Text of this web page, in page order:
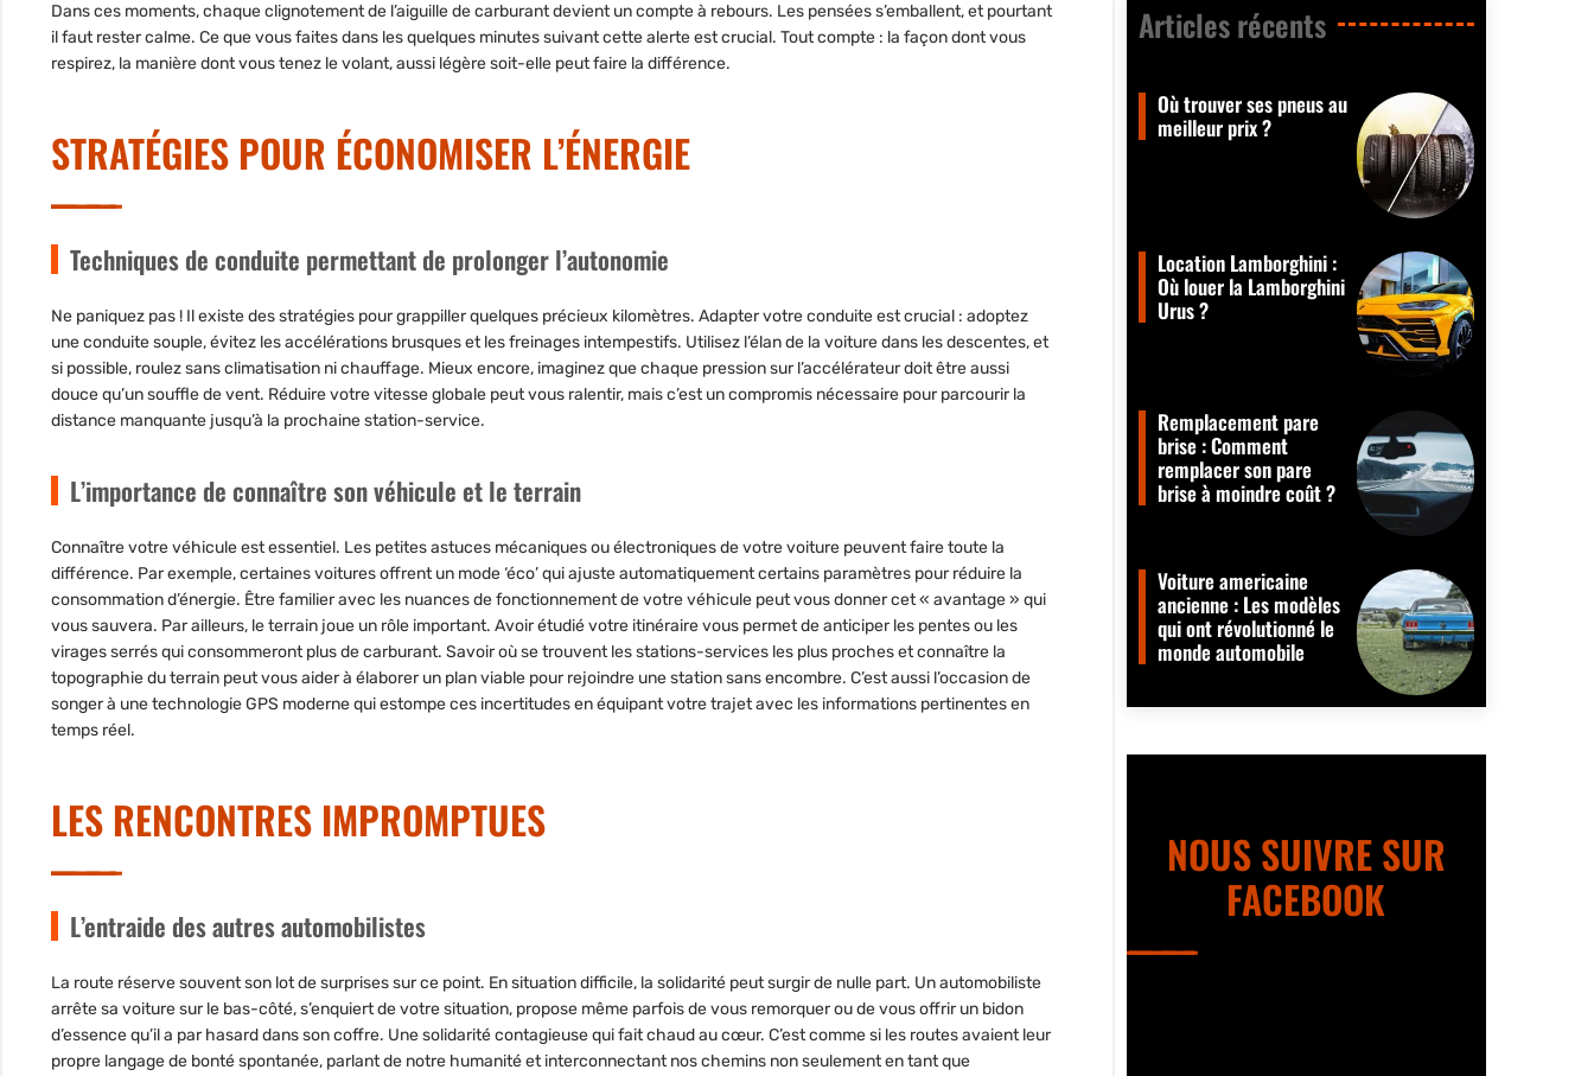
Dans ces moments, chaque clignotement de l’aiguille de carburant devient un compte à rebours. Les pensées s’emballent, et pourtant
il faut rester calme. Ce que vous faites dans les quelques minutes suivant cette alerte est crucial. Tout compte : la façon dont vous
respirez, la manière dont vous tenez le volant, aussi légère soit-elle peut faire la différence.
STRATÉGIES POUR ÉCONOMISER L’ÉNERGIE
Techniques de conduite permettant de prolonger l’autonomie
Ne paniquez pas ! Il existe des stratégies pour grappiller quelques précieux kilomètres. Adapter votre conduite est crucial : adoptez
une conduite souple, évitez les accélérations brusques et les freinages intempestifs. Utilisez l’élan de la voiture dans les descentes, et
si possible, roulez sans climatisation ni chauffage. Mieux encore, imaginez que chaque pression sur l’accélérateur doit être aussi
douce qu’un souffle de vent. Réduire votre vitesse globale peut vous ralentir, mais c’est un compromis nécessaire pour parcourir la
distance manquante jusqu’à la prochaine station-service.
L’importance de connaître son véhicule et le terrain
Connaître votre véhicule est essentiel. Les petites astuces mécaniques ou électroniques de votre voiture peuvent faire toute la
différence. Par exemple, certaines voitures offrent un mode ‘éco’ qui ajuste automatiquement certains paramètres pour réduire la
consommation d’énergie. Être familier avec les nuances de fonctionnement de votre véhicule peut vous donner cet « avantage » qui
vous sauvera. Par ailleurs, le terrain joue un rôle important. Avoir étudié votre itinéraire vous permet de anticiper les pentes ou les
virages serrés qui consommeront plus de carburant. Savoir où se trouvent les stations-services les plus proches et connaître la
topographie du terrain peut vous aider à élaborer un plan viable pour rejoindre une station sans encombre. C’est aussi l’occasion de
songer à une technologie GPS moderne qui estompe ces incertitudes en équipant votre trajet avec les informations pertinentes en
temps réel.
LES RENCONTRES IMPROMPTUES
L’entraide des autres automobilistes
La route réserve souvent son lot de surprises sur ce point. En situation difficile, la solidarité peut surgir de nulle part. Un automobiliste
arrête sa voiture sur le bas-côté, s’enquiert de votre situation, propose même parfois de vous remorquer ou de vous offrir un bidon
d’essence qu’il a par hasard dans son coffre. Une solidarité contagieuse qui fait chaud au cœur. C’est comme si les routes avaient leur
propre langage de bonté spontanée, parlant de notre humanité et interconnectant nos chemins non seulement en tant que
Articles récents​
Où trouver ses pneus au
meilleur prix ?
Location Lamborghini :
Où louer la Lamborghini
Urus ?
Remplacement pare
brise : Comment
remplacer son pare
brise à moindre coût ?
Voiture americaine
ancienne : Les modèles
qui ont révolutionné le
monde automobile
NOUS SUIVRE SUR
FACEBOOK